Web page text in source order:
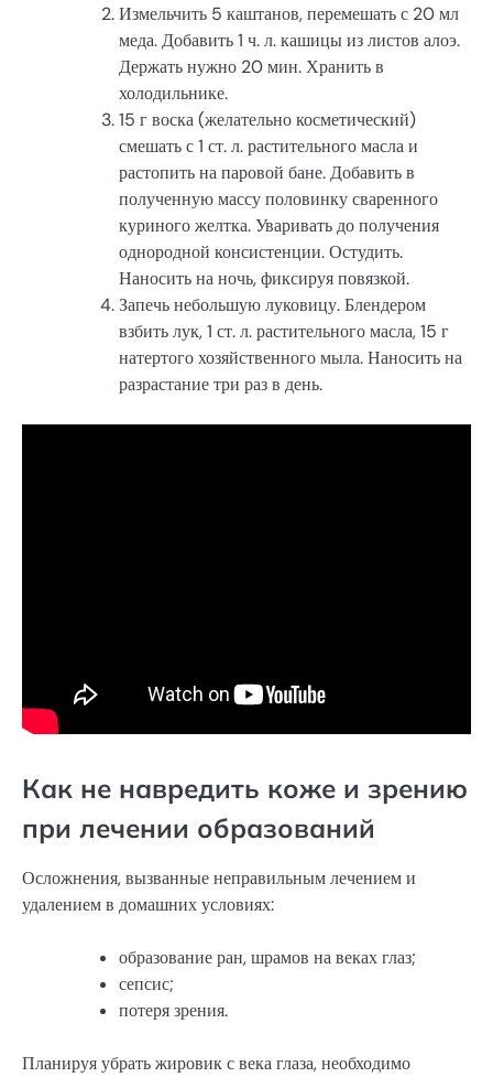
Измельчить 5 каштанов, перемешать с 20 мл
меда. Добавить 1 ч. л. кашицы из листов алоэ.
Держать нужно 20 мин. Хранить в
холодильнике.
15 г воска (желательно косметический)
смешать с 1 ст. л. растительного масла и
растопить на паровой бане. Добавить в
полученную массу половинку сваренного
куриного желтка. Уваривать до получения
однородной консистенции. Остудить.
Наносить на ночь, фиксируя повязкой.
Запечь небольшую луковицу. Блендером
взбить лук, 1 ст. л. растительного масла, 15 г
натертого хозяйственного мыла. Наносить на
разрастание три раз в день.
Как не навредить коже и зрению
при лечении образований
Осложнения, вызванные неправильным лечением и
удалением в домашних условиях:
образование ран, шрамов на веках глаз;
сепсис;
потеря зрения.
Планируя убрать жировик с века глаза, необходимо